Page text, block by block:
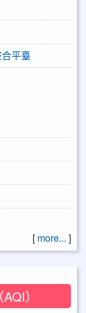
平臺
[ more... ]
）